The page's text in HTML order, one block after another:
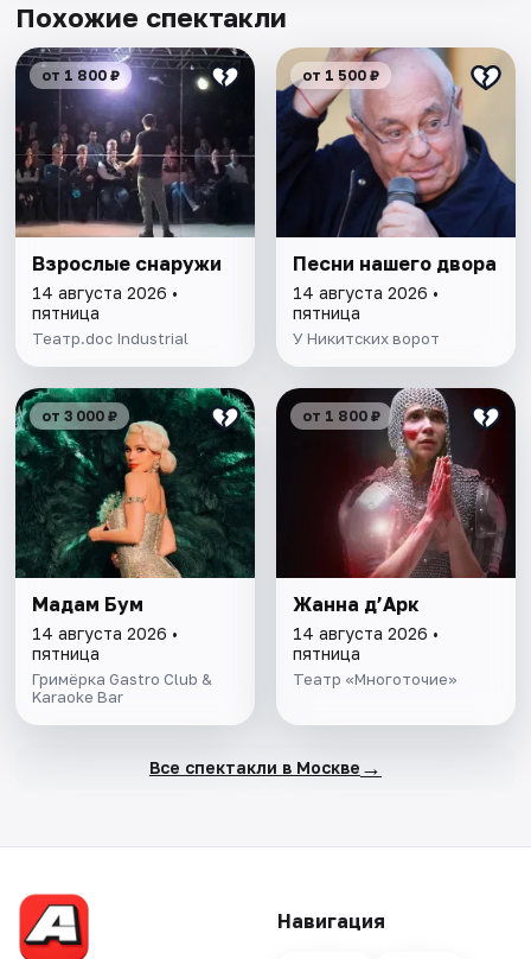
Похожие спектакли
от 1 800 ₽
Взрослые снаружи
14 августа 2026 •
пятница
Театр.doc Industrial
от 1 500 ₽
Песни нашего двора
14 августа 2026 •
пятница
У Никитских ворот
от 3 000 ₽
Мадам Бум
14 августа 2026 •
пятница
Гримёрка Gastro Club &
Karaoke Bar
от 1 800 ₽
Жанна д’Арк
14 августа 2026 •
пятница
Театр «Многоточие»
Все спектакли в Москве →
Навигация